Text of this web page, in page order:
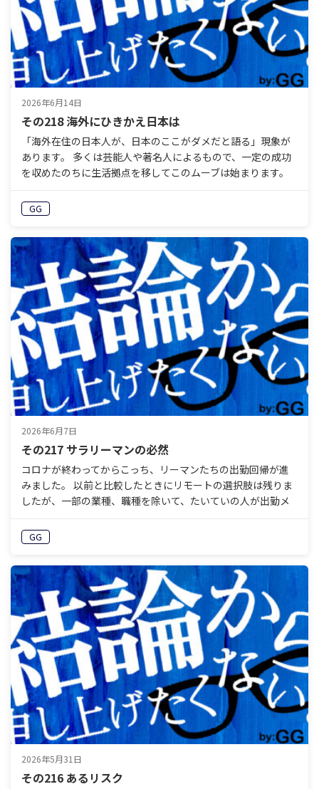
2026年6月14日
その218 海外にひきかえ日本は
「海外在住の日本人が、日本のここがダメだと語る」現象が
あります。 多くは芸能人や著名人によるもので、一定の成功
を収めたのちに生活拠点を移してこのムーブは始まります。
期…
GG
2026年6月7日
その217 サラリーマンの必然
コロナが終わってからこっち、リーマンたちの出勤回帰が進
みました。 以前と比較したときにリモートの選択肢は残りま
したが、一部の業種、職種を除いて、たいていの人が出勤メ
一…
GG
2026年5月31日
その216 あるリスク